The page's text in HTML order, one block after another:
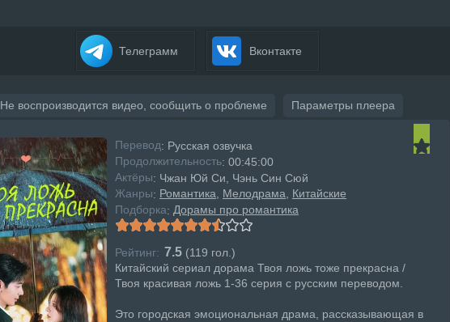
Телеграмм Вконтакте
Не воспроизводится видео, сообщить о проблеме Параметры плеера
Перевод: Русская озвучка
Продолжительность: 00:45:00
Актёры: Чжан Юй Си, Чэнь Син Сюй
Жанры: Романтика Мелодрама
Китайские
Подборка: Дорамы про романтика
Рейтинг: 7.5 (119 гол.)
Китайский сериал дорама Твоя ложь тоже прекрасна /
Твоя красивая ложь 1-36 серия с русским переводом.
Это городская эмоциональная драма, рассказывающая в